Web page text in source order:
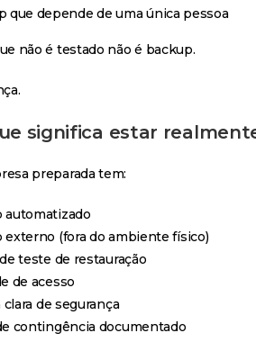
que depende de uma única pessoa
não é testado não é backup.
significa estar
preparada tem:
automatizado
externo (fora do ambiente físico)
teste de restauração
de acesso
de segurança
contingência documentado